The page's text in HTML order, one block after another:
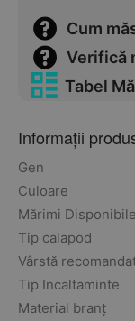
Cum
Verifică
Tabel
Informații
Gen
Culoare
Mărimi Disponibile
Tip calapod
Vârstă
Tip Incaltaminte
Material branț